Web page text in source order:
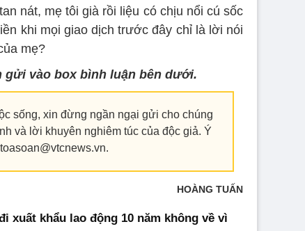
nát, mẹ tôi già rồi liệu có chịu nổi cú sốc
khi mọi giao dịch trước đây chỉ là lời nói
mẹ?
vào box bình luận bên dưới.
sống, xin đừng ngần ngại gửi cho chúng
và lời khuyên nghiêm túc của độc giả. Ý
HOÀNG TUẤN
xuất khẩu lao động 10 năm không về vì